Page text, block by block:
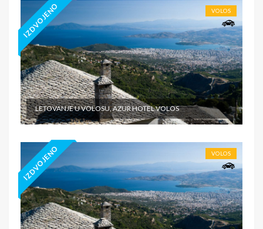
IZDVOJENO VOLOS
LETOVANJE U VOLOSU, AZUR HOTEL VOLOS
IZDVOJENO VOLOS